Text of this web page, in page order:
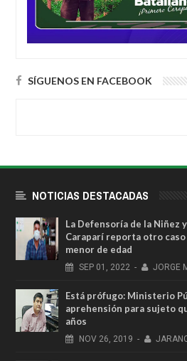
SÍGUENOS EN FACEBOOK
NOTICIAS DESTACADAS
La Defensoría de la Niñez
Caraparí reporta otro caso
menor de edad
SEP 01, 2022 - JORGE
Está prófugo: Ministerio
aprehensión para sujeto
años
NOV 26, 2019 -